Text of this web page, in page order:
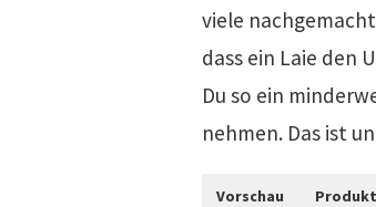
viele
dass ein Laie den
Du so ein
nehmen. Das ist
Vorschau Produkt